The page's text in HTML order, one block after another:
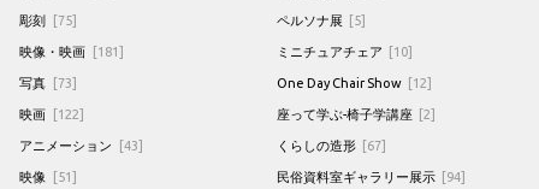
彫刻 [75]
映像・映画 [181]
写真 [73]
映画 [122]
アニメーション [43]
映像 [51]
ペルソナ展 [5]
ミニチュアチェア [10]
One Day Chair Show [12]
座って学ぶ-椅子学講座 [2]
くらしの造形 [67]
民俗資料室ギャラリー展示 [94]